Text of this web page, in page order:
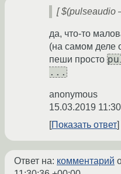
[ $(pulseaudio
да, что-то
(на самом деле
пеши просто
...
anonymous
15.03.2019
Показать ответ
Ответ на: комментарий